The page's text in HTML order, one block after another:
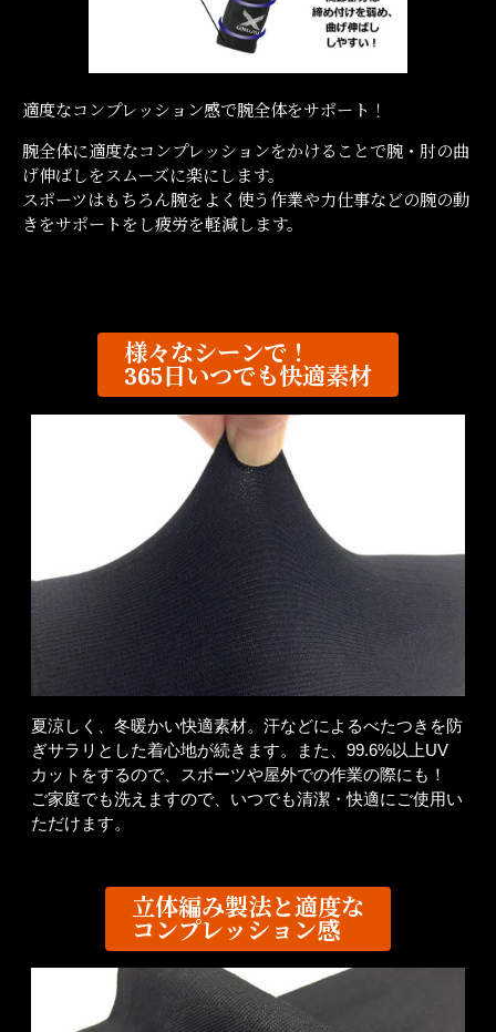
適度なコンプレッション感で腕全体をサポート！
腕全体に適度なコンプレッションをかけることで腕・肘の曲
げ伸ばしをスムーズに楽にします。
スポーツはもちろん腕をよく使う作業や力仕事などの腕の動
きをサポートをし疲労を軽減します。
様々なシーンで！
365日いつでも快適素材
夏涼しく、冬暖かい快適素材。汗などによるべたつきを防
ぎサラリとした着心地が続きます。また、99.6%以上UV
カットをするので、スポーツや屋外での作業の際にも！
ご家庭でも洗えますので、いつでも清潔・快適にご使用い
ただけます。
立体編み製法と適度な
コンプレッション感